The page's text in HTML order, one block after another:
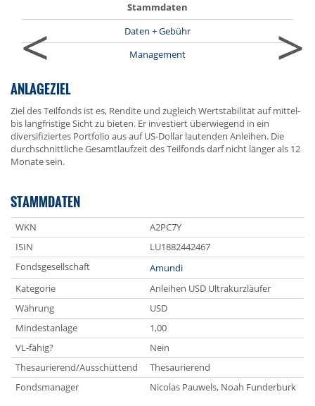
<
Stammdaten
Daten + Gebühr
Management
>
ANLAGEZIEL
Ziel des Teilfonds ist es, Rendite und zugleich Wertstabilität auf mittel-
bis langfristige Sicht zu bieten. Er investiert überwiegend in ein
diversifiziertes Portfolio aus auf US-Dollar lautenden Anleihen. Die
durchschnittliche Gesamtlaufzeit des Teilfonds darf nicht länger als 12
Monate sein.
STAMMDATEN
WKN
A2PC7Y
ISIN
LU1882442467
Fondsgesellschaft
Amundi
Kategorie
Anleihen USD Ultrakurzläufer
Währung
USD
Mindestanlage
1,00
VL-fähig?
Nein
Thesaurierend/Ausschüttend
Thesaurierend
Fondsmanager
Nicolas Pauwels, Noah Funderburk